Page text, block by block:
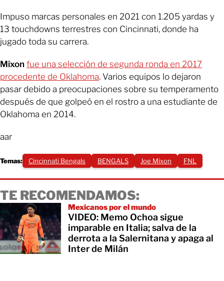
Impuso marcas personales en 2021 con 1.205 yardas y
13 touchdowns terrestres con Cincinnati, donde ha
jugado toda su carrera.
Mixon fue una selección de segunda ronda en 2017
procedente de Oklahoma. Varios equipos lo dejaron
pasar debido a preocupaciones sobre su temperamento
después de que golpeó en el rostro a una estudiante de
Oklahoma en 2014.
aar
Temas: Cincinnati Bengals BENGALS Joe Mixon FNL
TE RECOMENDAMOS:
Mexicanos por el mundo
VIDEO: Memo Ochoa sigue
imparable en Italia; salva de la
derrota a la Salernitana y apaga al
Inter de Milán